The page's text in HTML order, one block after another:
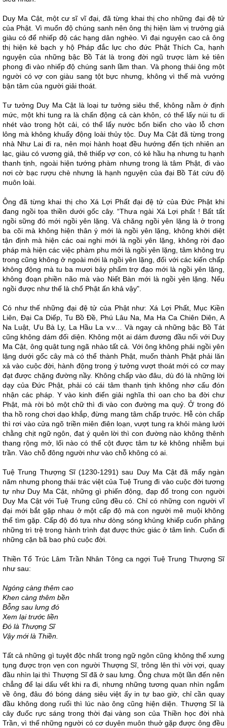
Duy Ma Cật, một cư sĩ vĩ đại, đã từng khai thị cho những đại đệ tử
của Phật. Vì muốn độ chúng sanh nên ông thị hiện làm vị trưởng giả
giàu có để nhiếp độ các hạng dân nghèo. Vì đại nguyện cao cả ông
thị hiện kẻ bạch y hộ Pháp đắc lực cho đức Phật Thích Ca, hạnh
nguyện của những bậc Bồ Tát là trong đời ngũ trược làm kẻ tiên
phong đi vào nhiếp độ chúng sanh lầm than. Và phong thái ông một
người có vợ con giàu sang tột bực nhưng, không vì thế mà vướng
bận tâm của người giải thoát.
Tư tưởng Duy Ma Cật là loại tư tưởng siêu thể, không nằm ở định
mức, một khi tung ra là chấn động cả càn khôn, có thể lấy núi tu di
nhét vào trong hột cải, có thể lấy nước bốn biển cho vào lỗ chơn
lông mà không khuấy động loài thủy tộc. Duy Ma Cật đã từng trong
nhà Như Lai đi ra, nên mọi hành hoạt đều hướng đến tịch nhiên an
lạc, giàu có vương giả, thê thiếp vợ con, có kẻ hầu hạ nhưng tu hạnh
thanh tịnh, ngoài hiện tướng phàm nhưng trong là tâm Phật, đi vào
nơi cờ bạc rượu chè nhưng là hạnh nguyện của đại Bồ Tát cứu độ
muôn loài.
Ông đã từng khai thị cho Xá Lợi Phất đại đệ tử của Đức Phật khi
đang ngồi tọa thiền dưới gốc cây. “Thưa ngài Xá Lợi phất ! Bất tất
ngồi sững đó mới ngồi yên lặng. Vả chăng ngồi yên lặng là ở trong
ba cõi mà không hiện thân ý mới là ngồi yên lặng, không khởi diệt
tận định mà hiện các oai nghi mới là ngồi yên lặng, không rời đạo
pháp mà hiện các việc phàm phu mới là ngồi yên lặng, tâm không trụ
trong cũng không ở ngoài mới là ngồi yên lặng, đối với các kiến chấp
không động mà tu ba mươi bảy phẩm trợ đạo mới là ngồi yên lặng,
không đoạn phiền não mà vào Niết Bàn mới là ngồi yên lặng. Nếu
ngồi được như thế là chổ Phật ấn khả vậy".
Có như thế những đại đệ tử của Phật như: Xá Lợi Phất, Mục Kiền
Liên, Đại Ca Diếp, Tu Bồ Đề, Phú Lâu Na, Ma Ha Ca Chiên Diên, A
Na Luật, Ưu Bà Ly, La Hầu La v.v… Và ngay cả những bậc Bồ Tát
cũng không dám đối diện. Không một ai dám đương đầu nổi với Duy
Ma Cật, ông quật tung ngã nhào tất cả. Với ông không phải ngồi yên
lặng dưới gốc cây mà có thể thành Phật, muốn thành Phật phải lăn
xả vào cuộc đời, hành động trong ý tưởng vượt thoát mới có cơ may
đạt được chặng đường nầy. Không chấp vào đâu, dù đó là những lời
dạy của Đức Phật, phải có cái tâm thanh tịnh không nhơ cấu đón
nhận các pháp. Y vào kinh điển giải nghĩa thì oan cho ba đời chư
Phật, mà rời bỏ một chữ thì đi vào con đường ma quỷ. Ở trong đó
tha hồ rong chơi dạo khắp, đừng mang tâm chấp trước. Hễ còn chấp
thì rơi vào cửa ngõ triền miên điên loạn, vượt tung ra khỏi màng lưới
chằng chịt ngữ ngôn, đạt ý quên lời thì con đường nào không thênh
thang rộng mở, lối nào có thể cột được tâm tư kẻ không nhiễm bụi
trần. Vào chỗ đông người như vào chỗ không có ai.
Tuệ Trung Thượng Sĩ (1230-1291) sau Duy Ma Cật đã mấy ngàn
năm nhưng phong thái trác việt của Tuệ Trung đi vào cuộc đời tương
tự như Duy Ma Cật, những gì phiến động, đạp đổ trong con người
Duy Ma Cật với Tuệ Trung cũng đều có. Chỉ có những con người vĩ
đại mới bắt gặp nhau ở một cấp độ mà con người mê muội không
thể tìm gặp. Cấp độ đó tựa như dòng sóng khủng khiếp cuốn phăng
những trì trệ trong hành trình đạt được thức giác ở tâm linh. Cuốn đi
những cặn bã bao phủ cuộc đời.
Thiền Tổ Trúc Lâm Trần Nhân Tông ca ngợi Tuệ Trung Thượng Sĩ
như sau:
Ngóng càng thêm cao
Khen càng thêm bền
Bỗng sau lưng đó
Xem lại trước liền
Đó là Thượng Sĩ
Vậy mới là Thiền.
Tất cả những gì tuyệt độc nhất trong ngữ ngôn cũng không thể xưng
tụng được trọn vẹn con người Thượng Sĩ, trông lên thì vời vợi, quay
đầu nhìn lại thì Thượng Sĩ đã ở sau lưng. Ông chưa một lần đến nên
chẳng để lại dấu vết khi ra đi, nhưng những tương quan nhìn ngắm
về ông, đâu đó bóng dáng siêu việt ấy in tự bao giờ, chỉ cần quay
đầu không dong ruổi thì lúc nào ông cũng hiện diện. Thượng Sĩ là
cây đuốc rực sáng trong thời đại vàng son của Thiền học đời nhà
Trần, vì thế những người có cơ duyên muôn thuở gặp được ông đều